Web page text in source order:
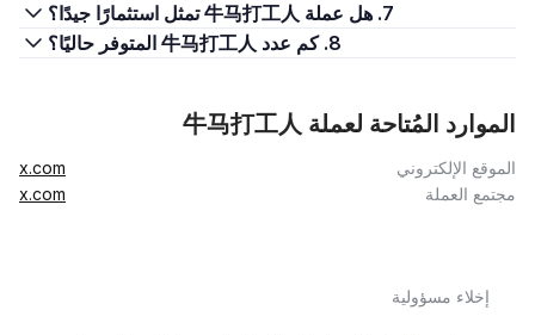
7. هل عملة 牛马打工人 تمثل استثمارًا جيدًا؟
8. كم عدد 牛马打工人 المتوفر حاليًا؟
الموارد المُتاحة لعملة 牛马打工人
الموقع الإلكتروني
x.com
مجتمع العملة
x.com
إخلاء مسؤولية